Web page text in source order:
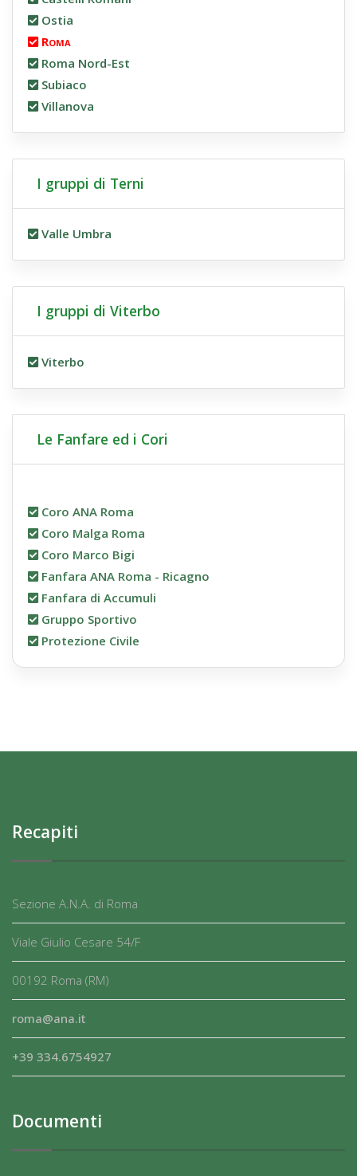
Ostia
Roma
Roma Nord-Est
Subiaco
Villanova
I gruppi di Terni
Valle Umbra
I gruppi di Viterbo
Viterbo
Le Fanfare ed i Cori
Coro ANA Roma
Coro Malga Roma
Coro Marco Bigi
Fanfara ANA Roma - Ricagno
Fanfara di Accumuli
Gruppo Sportivo
Protezione Civile
Recapiti
Sezione A.N.A. di Roma
Viale Giulio Cesare 54/F
00192 Roma (RM)
roma@ana.it
+39 334.6754927
Documenti